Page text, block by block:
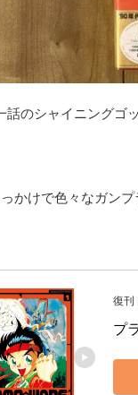
話のシャイニングゴ
かけで色々なガン
復刊
プ